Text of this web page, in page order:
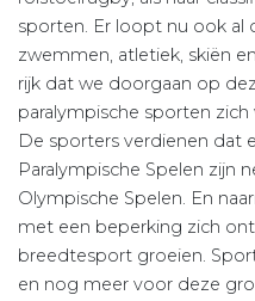
sporten. Er loopt nu ook
zwemmen, atletiek, skiën
rijk dat we doorgaan op
paralympische sporten
De sporters verdienen dat
Paralympische Spelen zijn
Olympische Spelen. En
met een beperking zich
breedtesport groeien.
en nog meer voor deze